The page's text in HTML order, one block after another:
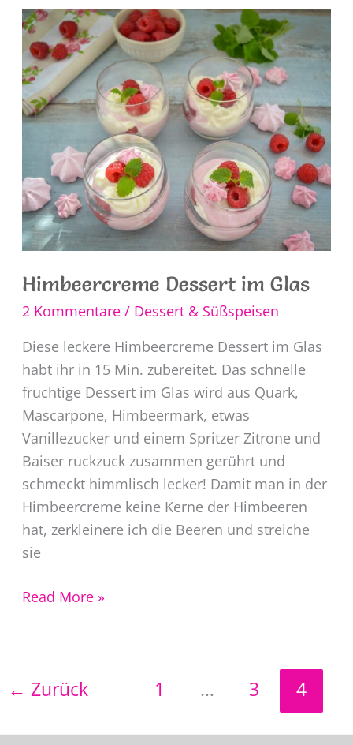
im
Glas
Himbeercreme Dessert im Glas
2 Kommentare / Dessert & Süßspeisen
Diese leckere Himbeercreme Dessert im Glas
habt ihr in 15 Min. zubereitet. Das schnelle
fruchtige Dessert im Glas wird aus Quark,
Mascarpone, Himbeermark, etwas
Vanillezucker und einem Spritzer Zitrone und
Baiser ruckzuck zusammen gerührt und
schmeckt himmlisch lecker! Damit man in der
Himbeercreme keine Kerne der Himbeeren
hat, zerkleinere ich die Beeren und streiche
sie
Himbeercreme
Read More »
← Zurück 1 … 3 4